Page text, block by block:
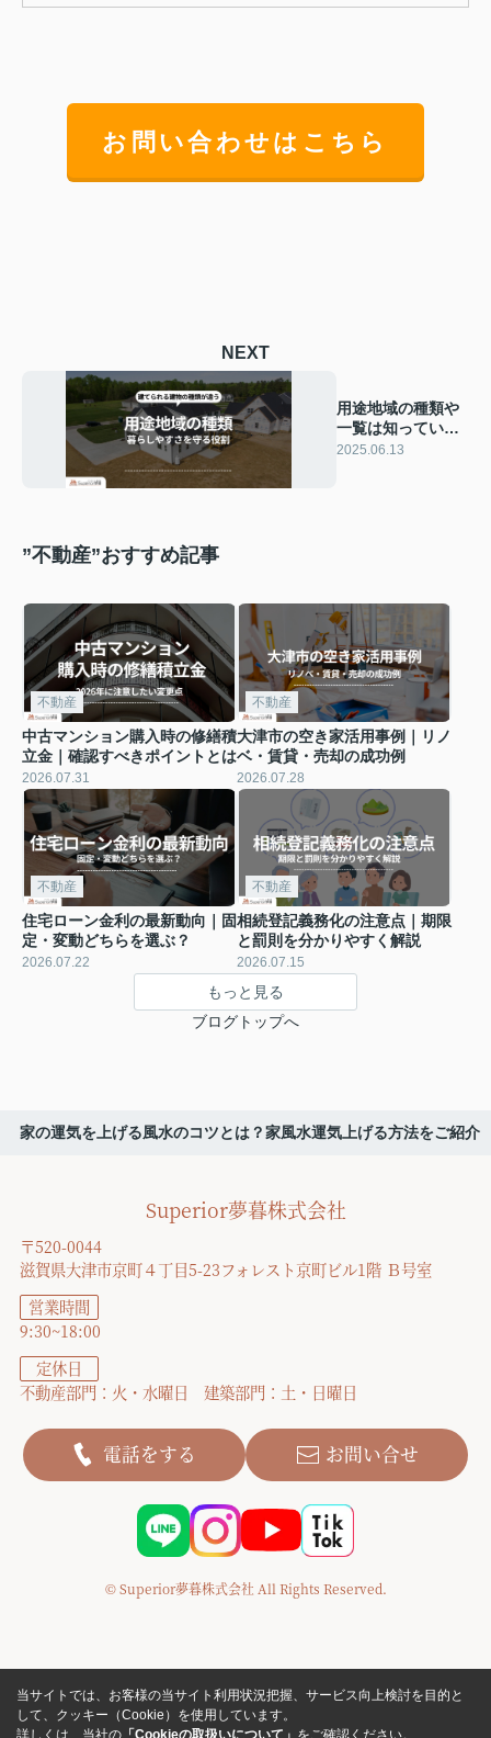
お問い合わせはこちら
NEXT
用途地域の種類や
一覧は知っていま
すか 用途地域種類
2025.06.13
”不動産”おすすめ記事
不動産
中古マンション購入時の修繕積
立金｜確認すべきポイントとは
2026.07.31
不動産
大津市の空き家活用事例｜リノ
ベ・賃貸・売却の成功例
2026.07.28
不動産
住宅ローン金利の最新動向｜固
定・変動どちらを選ぶ？
2026.07.22
不動産
相続登記義務化の注意点｜期限
と罰則を分かりやすく解説
2026.07.15
もっと見る
ブログトップへ
家の運気を上げる風水のコツとは？家風水運気上げる方法をご紹介
Superior夢暮株式会社
〒520-0044
滋賀県大津市京町４丁目5-23フォレスト京町ビル1階 Ｂ号室
営業時間
9:30~18:00
定休日
不動産部門：火・水曜日 建築部門：土・日曜日
電話をする お問い合せ
© Superior夢暮株式会社 All Rights Reserved.
当サイトでは、お客様の当サイト利用状況把握、サービス向上検討を目的と
して、クッキー（Cookie）を使用しています。
詳しくは、当社の 「Cookieの取扱いについて」 をご確認ください。